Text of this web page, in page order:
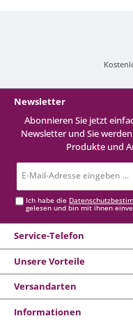
Newsletter
Abonnieren Sie jetzt
Newsletter und Sie
Produkte und
Ich habe die
gelesen und bin mit ihnen
Service-Telefon
Unsere Vorteile
Versandarten
Informationen